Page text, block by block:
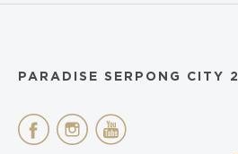
PARADISE SERPONG CITY 2